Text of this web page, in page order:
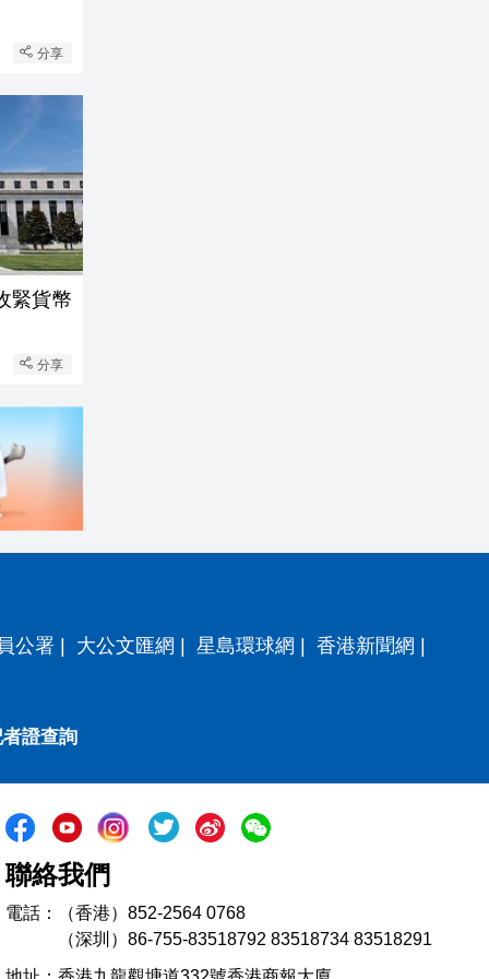
分享
緊貨幣
分享
公署 | 大公文匯網 | 星島環球網 | 香港新聞網 |
證查詢
聯絡我們
電話：（香港）852-2564 0768
（深圳）86-755-83518792 83518734 83518291